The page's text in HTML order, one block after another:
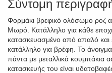
Σύντομη
Φορμάκι βρεφικό ολόσωμο ροζ
Μωρό. Κατάλληλο για κάθε
κατασκευασμένο από απαλό
κατάλληλο για βρέφη. Το
πάντα με μεταλλικά κουμπάκια
κατασκευής του είναι